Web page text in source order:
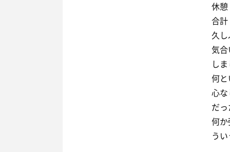
休
合
久
気
し
何
心
だ
何
う